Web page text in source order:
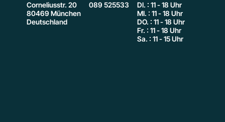
Corneliusstr. 20
80469 München
Deutschland
089 525533
DI. : 11 - 18 Uhr
MI. : 11 - 18 Uhr
DO. : 11 - 18 Uhr
Fr. : 11 - 18 Uhr
Sa. : 11 - 15 Uhr